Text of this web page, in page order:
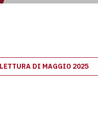
DI MAGGIO 2025